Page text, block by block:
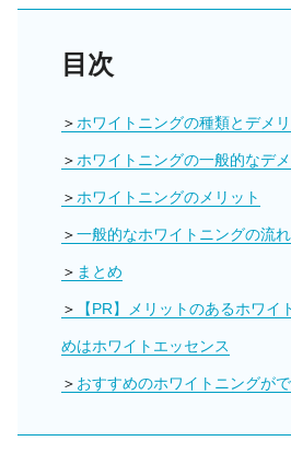
目次
ホワイトニングの種類とデメ
ホワイトニングの一般的なデ
ホワイトニングのメリット
一般的なホワイトニングの流れ
まとめ
【PR】メリットのあるホワイ
めはホワイトエッセンス
おすすめのホワイトニングが